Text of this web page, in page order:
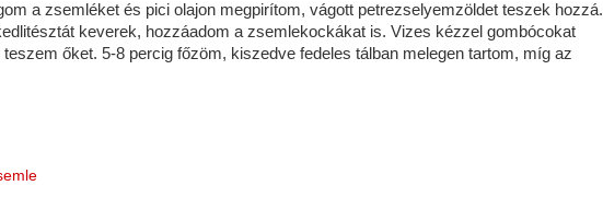
a zsemléket és pici olajon megpirítom, vágott petrezselyemzöldet teszek hozzá.
keverek, hozzáadom a zsemlekockákat is. Vizes kézzel gombócokat
őket. 5-8 percig főzöm, kiszedve fedeles tálban melegen tartom, míg az